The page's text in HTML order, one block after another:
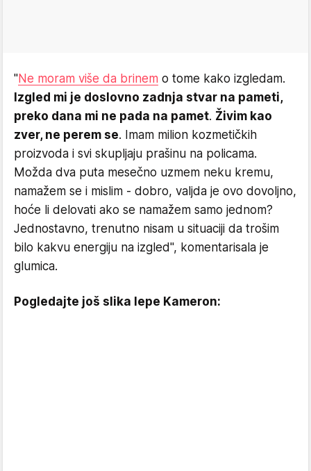
"Ne moram više da brinem o tome kako izgledam.
Izgled mi je doslovno zadnja stvar na pameti,
preko dana mi ne pada na pamet. Živim kao
zver, ne perem se. Imam milion kozmetičkih
proizvoda i svi skupljaju prašinu na policama.
Možda dva puta mesečno uzmem neku kremu,
namažem se i mislim - dobro, valjda je ovo dovoljno,
hoće li delovati ako se namažem samo jednom?
Jednostavno, trenutno nisam u situaciji da trošim
bilo kakvu energiju na izgled", komentarisala je
glumica.
Pogledajte još slika lepe Kameron: